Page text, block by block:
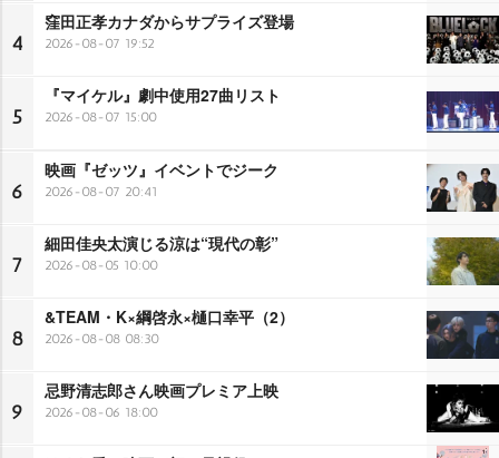
4
窪田正孝カナダからサプライズ登場
2026-08-07 19:52
5
『マイケル』劇中使用27曲リスト
2026-08-07 15:00
6
映画『ゼッツ』イベントでジーク
2026-08-07 20:41
7
細田佳央太演じる涼は“現代の彰”
2026-08-05 10:00
8
&TEAM・K×綱啓永×樋口幸平（2）
2026-08-08 08:30
9
忌野清志郎さん映画プレミア上映
2026-08-06 18:00